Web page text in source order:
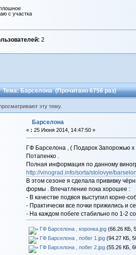
с участка
2
Тема: Барселона (Прочитано 6756 раз)
эту тему.
Барселона
« : 25 Июня 2014, 14:47:50 »
ГФ Барселона , ( Подарок Запорожью
Потапенко .
Полная информация по данному
http://vinograd.info/sorta/stolovye/
В этом сезоне я сделала прививку
формы . Впечатление пока хорошее :
- В качестве подвоя выступил корне-
- Практически все почки прижились и
- На каждом побеге стабильно по 1-2
ГФ Барселона , коронка.jpg(66.26 КБ,
ГФ Барселона , побег 1.jpg(94.27 КБ,
ГФ Барселона , побег 2.jpg(55.26 КБ,